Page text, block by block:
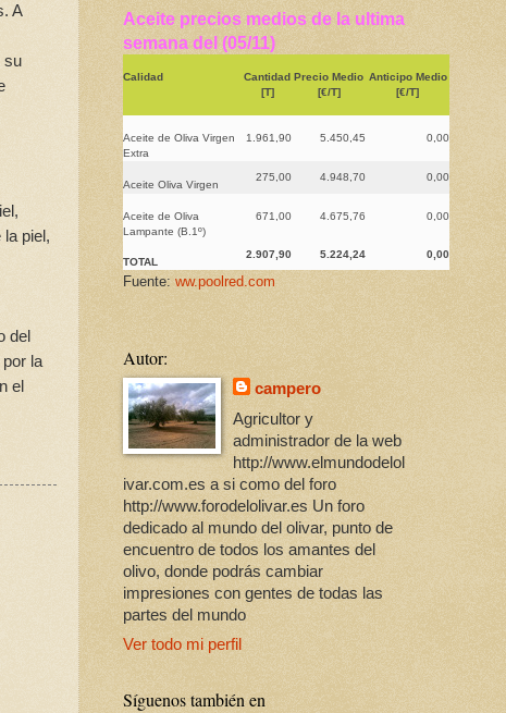
A
su
piel,
del
la
el
Aceite precios medios de la ultima
semana del (05/11)
Calidad
Cantidad
[T]
Precio Medio
[€/T]
Anticipo Medio
[€/T]
Aceite de Oliva Virgen
Extra
1.961,90 5.450,45 0,00
Aceite Oliva Virgen
275,00 4.948,70 0,00
Aceite de Oliva
Lampante (B.1º)
671,00 4.675,76 0,00
TOTAL
2.907,90 5.224,24 0,00
Fuente: ww.poolred.com
Autor:
campero
Agricultor y
administrador de la web
http://www.elmundodelol
ivar.com.es a si como del foro
http://www.forodelolivar.es Un foro
dedicado al mundo del olivar, punto de
encuentro de todos los amantes del
olivo, donde podrás cambiar
impresiones con gentes de todas las
partes del mundo
Ver todo mi perfil
Síguenos también en